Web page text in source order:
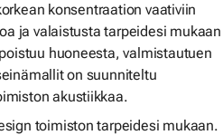
konsentraation vaativiin
ja valaistusta tarpeidesi mukaan
huoneesta, valmistautuen
on suunniteltu
akustiikkaa.
toimiston tarpeidesi mukaan.